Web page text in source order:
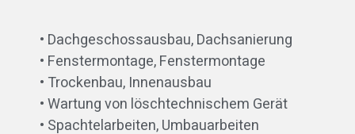
• Dachgeschossausbau, Dachsanierung
• Fenstermontage, Fenstermontage
• Trockenbau, Innenausbau
• Wartung von löschtechnischem Gerät
• Spachtelarbeiten, Umbauarbeiten